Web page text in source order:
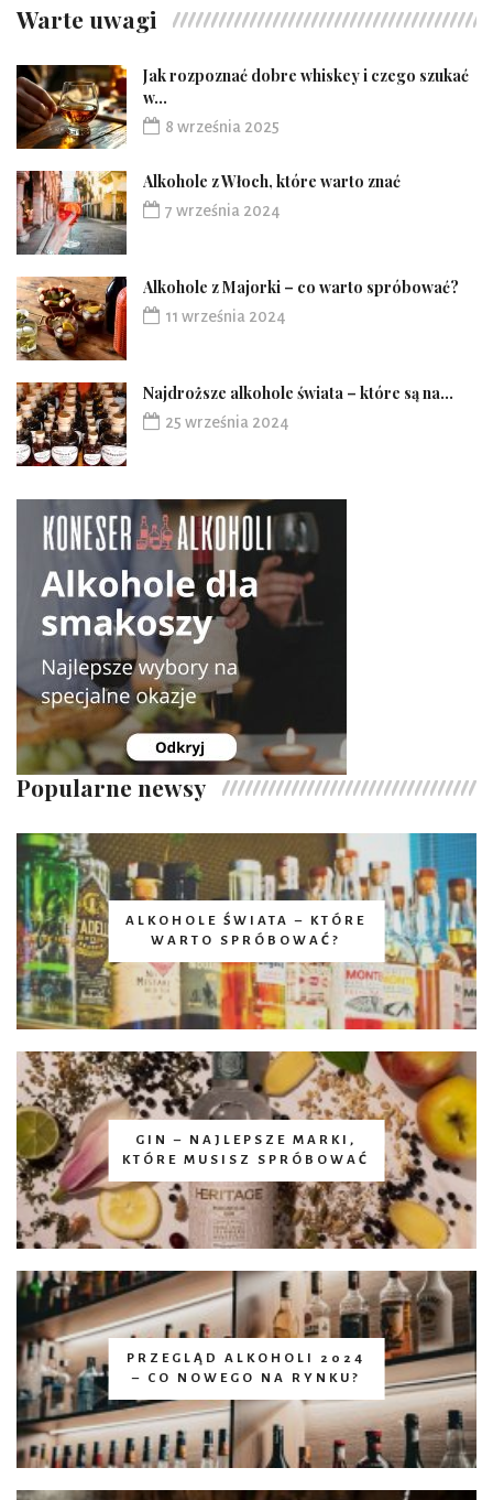
Warte uwagi
Jak rozpoznać dobre whiskey i czego szukać
w...
8 września 2025
Alkohole z Włoch, które warto znać
7 września 2024
Alkohole z Majorki – co warto spróbować?
11 września 2024
Najdroższe alkohole świata – które są na...
25 września 2024
Popularne newsy
ALKOHOLE ŚWIATA – KTÓRE
WARTO SPRÓBOWAĆ?
GIN – NAJLEPSZE MARKI,
KTÓRE MUSISZ SPRÓBOWAĆ
PRZEGLĄD ALKOHOLI 2024
– CO NOWEGO NA RYNKU?